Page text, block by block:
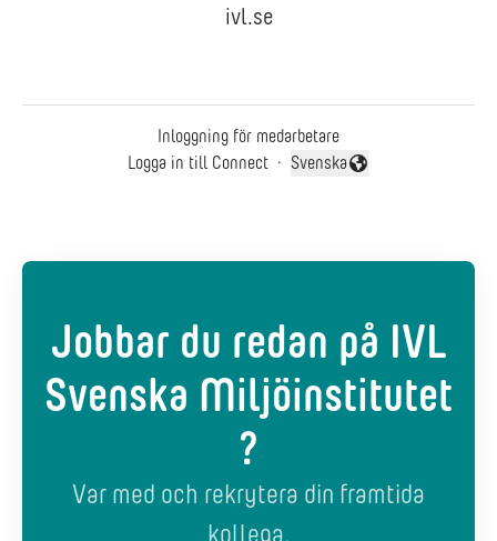
ivl.se
Inloggning för medarbetare
Logga in till Connect ·
Byt språk
Svenska
Jobbar du redan på IVL
Svenska Miljöinstitutet
?
Var med och rekrytera din framtida
kollega.